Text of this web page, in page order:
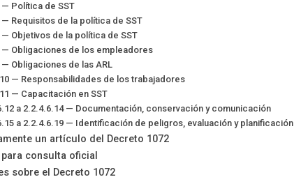
Política de SST
Requisitos de la política de SST
Objetivos de la política de SST
— Obligaciones de los empleadores
Obligaciones de las ARL
— Responsabilidades de los trabajadores
— Capacitación en SST
a 2.2.4.6.14 — Documentación, conservación y comunicación
a 2.2.4.6.19 — Identificación de peligros, evaluación y planificación
un artículo del Decreto 1072
consulta oficial
sobre el Decreto 1072